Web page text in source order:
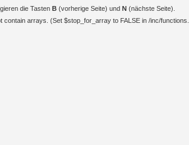
die Tasten B (vorherige Seite) und N (nächste Seite).
contain arrays. (Set $stop_for_array to FALSE in /inc/